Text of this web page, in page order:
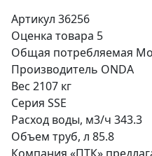
Артикул 36256
Оценка товара 5
Общая потребляемая
Производитель ONDA
Вес 2107 кг
Серия SSE
Расход воды, м3/ч 343.3
Объем труб, л 85.8